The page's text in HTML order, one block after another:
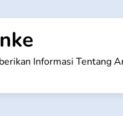
Informasi Tentang